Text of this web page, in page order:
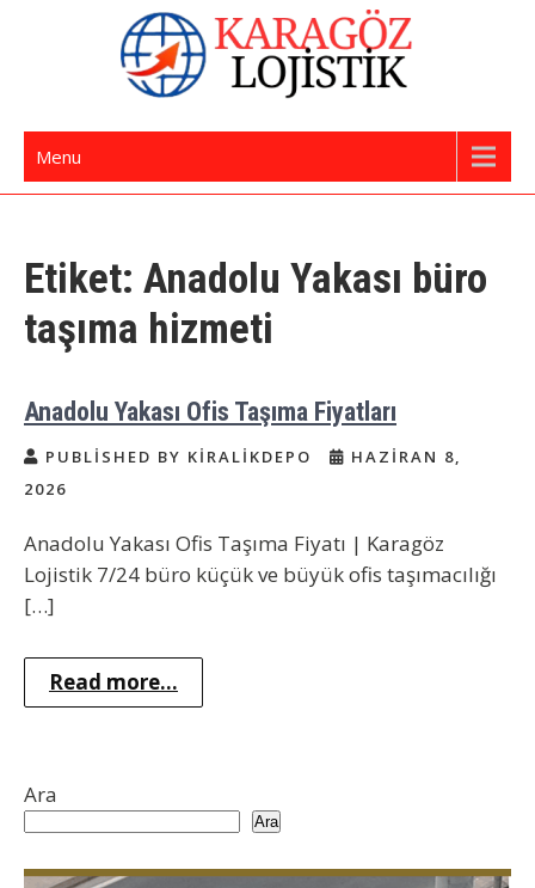
İstanbul Evden Eve Nakliye | İstanbul
Nakliyat
Menu
Etiket: Anadolu Yakası büro
taşıma hizmeti
Anadolu Yakası Ofis Taşıma Fiyatları
PUBLISHED BY KIRALIKDEPO
HAZIRAN 8,
2026
Anadolu Yakası Ofis Taşıma Fiyatı | Karagöz
Lojistik 7/24 büro küçük ve büyük ofis taşımacılığı
[…]
Read more...
Ara
Ara